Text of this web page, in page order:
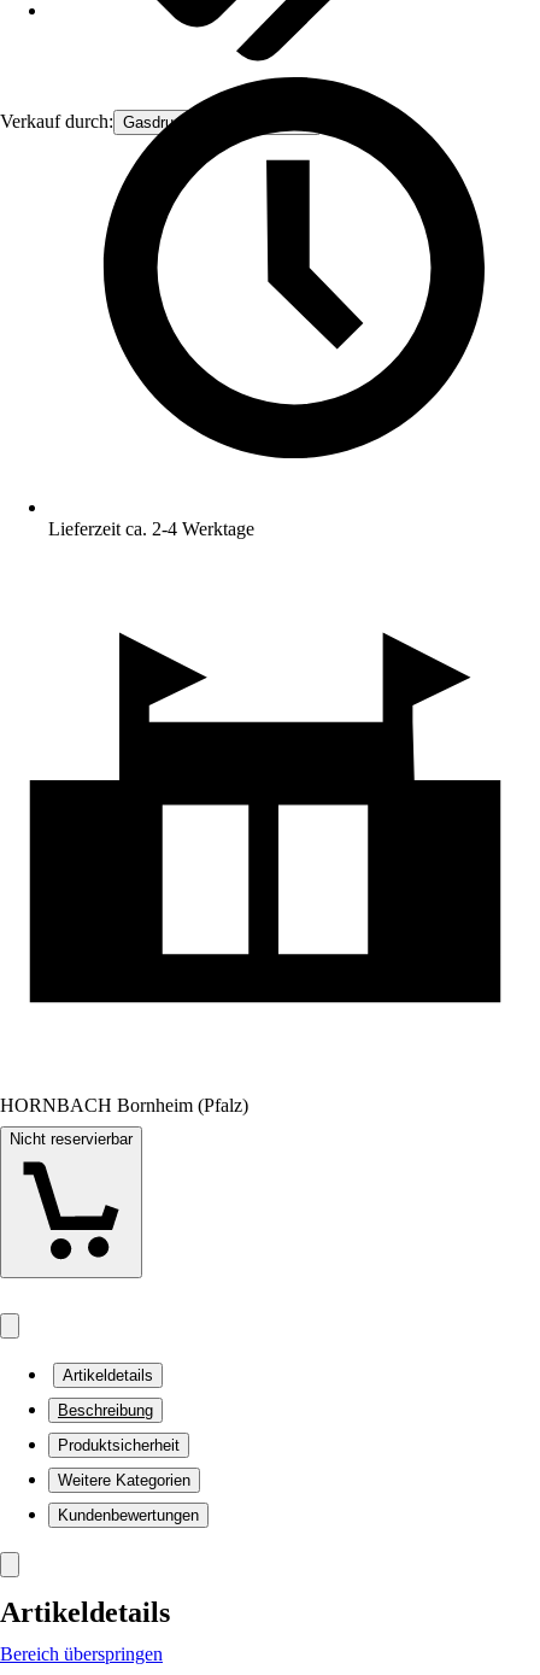
Verkauf durch: Gasdruckfeder Großhandel
Lieferzeit ca. 2-4 Werktage
HORNBACH Bornheim (Pfalz)
Nicht reservierbar
Artikeldetails
Beschreibung
Produktsicherheit
Weitere Kategorien
Kundenbewertungen
Artikeldetails
Bereich überspringen